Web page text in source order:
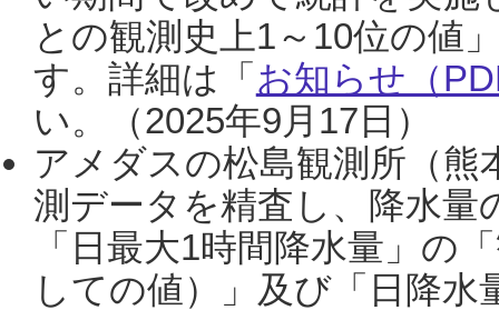
との観測史上1～10位の値
す。詳細は「 お知らせ（
い。（2025年9月17日）
アメダスの松島観測所（熊
測データを精査し、降水
「日最大1時間降水量」の
しての値）」及び「日降